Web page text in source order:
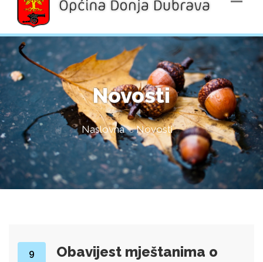
Novosti
Naslovna Novosti
9
Obavijest mještanima o